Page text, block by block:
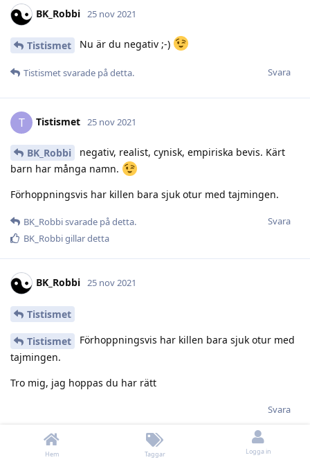
BK_Robbi 25 nov 2021
Tistismet Nu är du negativ ;-)
Svara
Tistismetsvarade på detta.
T Tistismet 25 nov 2021
BK_Robbi
negativ, realist, cynisk, empiriska bevis. Kärt
barn har många namn.
Förhoppningsvis har killen bara sjuk otur med tajmingen.
Svara
BK_Robbisvarade på detta.
BK_Robbigillar detta
BK_Robbi 25 nov 2021
Tistismet
Tistismet
Förhoppningsvis har killen bara sjuk otur med
tajmingen.
Tro mig, jag hoppas du har rätt
Svara
Bowmore
Hem Taggar Logga in